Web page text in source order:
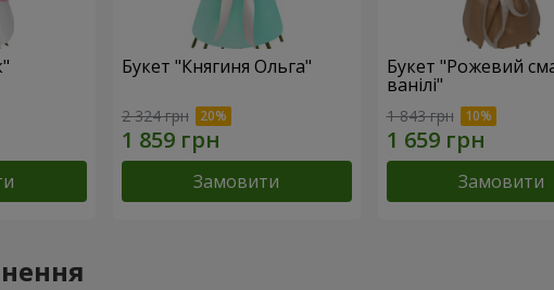
Букет "Княгиня Ольга"
2 324 грн
Замовити
Букет "Рожевий
ванілі"
1 843 грн
Замовити